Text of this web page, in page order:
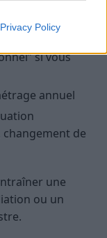
Privacy Policy
si vous
annuel
de
une
ou un